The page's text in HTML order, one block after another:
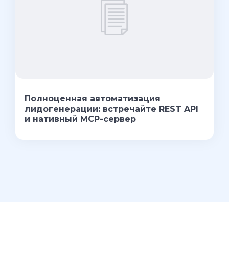
Полноценная автоматизация
лидогенерации: встречайте REST API
и нативный MCP-сервер